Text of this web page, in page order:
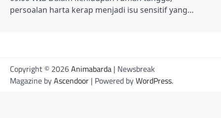
persoalan harta kerap menjadi isu sensitif yang…
Copyright © 2026Animabarda | Newsbreak
Magazine byAscendoor | Powered byWordPress.